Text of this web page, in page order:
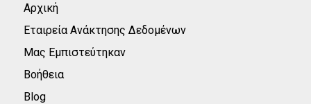
Αρχική
Εταιρεία Ανάκτησης Δεδομένων
Μας Εμπιστεύτηκαν
Βοήθεια
Blog